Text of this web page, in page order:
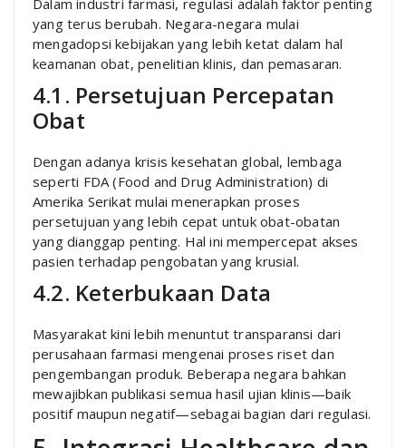
Dalam industri farmasi, regulasi adalah faktor penting
yang terus berubah. Negara-negara mulai
mengadopsi kebijakan yang lebih ketat dalam hal
keamanan obat, penelitian klinis, dan pemasaran.
4.1. Persetujuan Percepatan
Obat
Dengan adanya krisis kesehatan global, lembaga
seperti FDA (Food and Drug Administration) di
Amerika Serikat mulai menerapkan proses
persetujuan yang lebih cepat untuk obat-obatan
yang dianggap penting. Hal ini mempercepat akses
pasien terhadap pengobatan yang krusial.
4.2. Keterbukaan Data
Masyarakat kini lebih menuntut transparansi dari
perusahaan farmasi mengenai proses riset dan
pengembangan produk. Beberapa negara bahkan
mewajibkan publikasi semua hasil ujian klinis—baik
positif maupun negatif—sebagai bagian dari regulasi.